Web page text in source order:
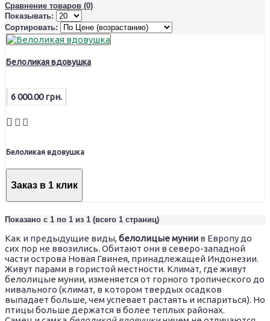
Сравнение товаров (0)
Показывать:
Сортировать:
Белоликая вдовушка
6 000.00 грн.
Белоликая вдовушка
Заказ в 1 клик
Показано с 1 по 1 из 1 (всего 1 страниц)
Как и предыдущие виды,белолицые мунии в Европу до
сих пор не ввозились. Обитают они в северо-западной
части острова Новая Гвинея, принадлежащей Индонезии.
Живут парами в гористой местности. Климат, где живут
белолицые мунии, изменяется от горного тропического до
нивального (климат, в котором твердых осадков
выпадает больше, чем успевает растаять и испариться). Но
птицы больше держатся в более теплых районах.